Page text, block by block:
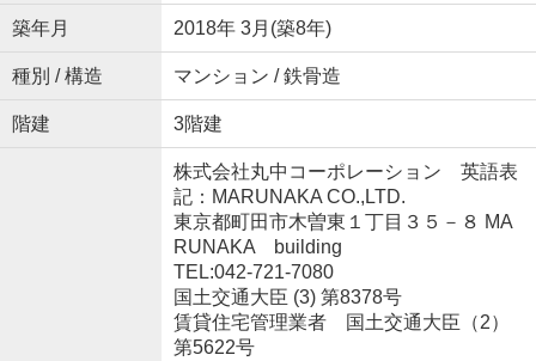
築年月 2018年 3月(築8年)
種別 / 構造 マンション / 鉄骨造
階建 3階建
株式会社丸中コーポレーション 英語表
記：MARUNAKA CO.,LTD.
東京都町田市木曽東１丁目３５－８ MA
RUNAKA building
TEL:042-721-7080
国土交通大臣 (3) 第8378号
賃貸住宅管理業者 国土交通大臣（2）
第5622号